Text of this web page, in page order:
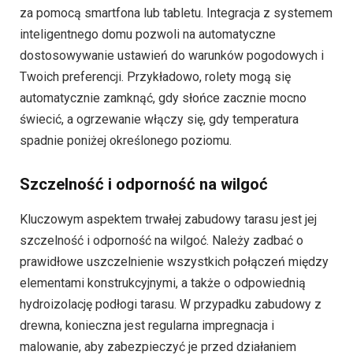
za pomocą smartfona lub tabletu. Integracja z systemem
inteligentnego domu pozwoli na automatyczne
dostosowywanie ustawień do warunków pogodowych i
Twoich preferencji. Przykładowo, rolety mogą się
automatycznie zamknąć, gdy słońce zacznie mocno
świecić, a ogrzewanie włączy się, gdy temperatura
spadnie poniżej określonego poziomu.
Szczelność i odporność na wilgoć
Kluczowym aspektem trwałej zabudowy tarasu jest jej
szczelność i odporność na wilgoć. Należy zadbać o
prawidłowe uszczelnienie wszystkich połączeń między
elementami konstrukcyjnymi, a także o odpowiednią
hydroizolację podłogi tarasu. W przypadku zabudowy z
drewna, konieczna jest regularna impregnacja i
malowanie, aby zabezpieczyć je przed działaniem